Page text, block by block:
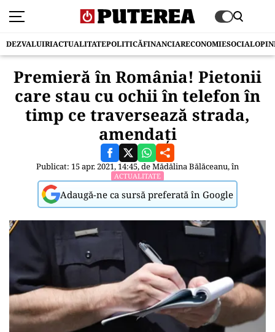
DEZVALUIRIACTUALITATEPOLITICĂFINANCIARECONOMIESOCIAL
Premieră în România! Pietonii
care stau cu ochii în telefon în
timp ce traversează strada,
amendați
Publicat: 15 apr. 2021, 14:45, deMădălina Bălăceanu, în
ACTUALITATE
Adaugă-ne ca sursă preferată în Google